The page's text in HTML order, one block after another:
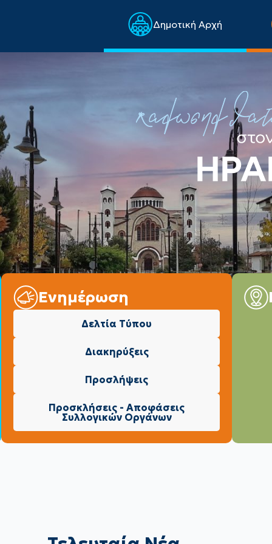
Δημοτική Αρχή
Ενημέρωση
Δελτία Τύπου
Διακηρύξεις
Προσλήψεις
Προσκλήσεις - Αποφάσεις
Συλλογικών Οργάνων